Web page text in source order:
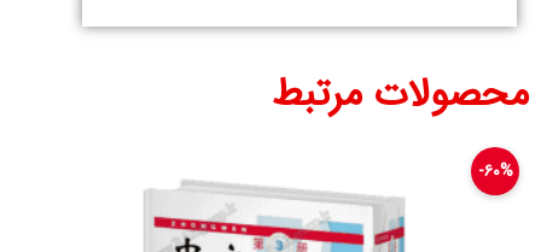
محصولات مرتبط
۶۰%-